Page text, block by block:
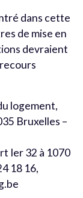
dans cette
de mise en
devraient
logement,
Bruxelles –
Ier 32 à 1070
18 16,